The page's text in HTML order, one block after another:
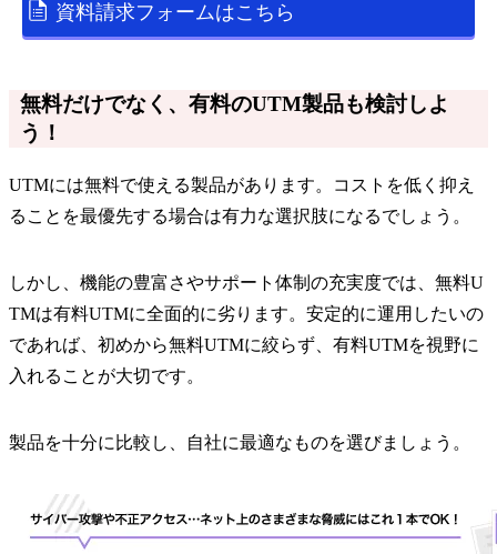
資料請求フォームはこちら
無料だけでなく、有料のUTM製品も検討しよ
う！
UTMには無料で使える製品があります。コストを低く抑え
ることを最優先する場合は有力な選択肢になるでしょう。
しかし、機能の豊富さやサポート体制の充実度では、無料U
TMは有料UTMに全面的に劣ります。安定的に運用したいの
であれば、初めから無料UTMに絞らず、有料UTMを視野に
入れることが大切です。
製品を十分に比較し、自社に最適なものを選びましょう。